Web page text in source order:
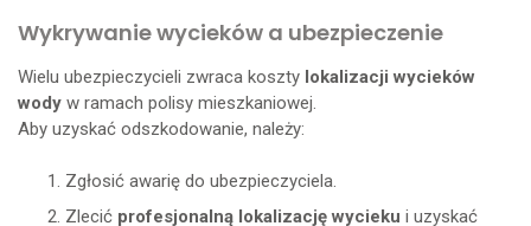
Wykrywanie wycieków a ubezpieczenie
Wielu ubezpieczycieli zwraca koszty lokalizacji wycieków
wody w ramach polisy mieszkaniowej.
Aby uzyskać odszkodowanie, należy:
Zgłosić awarię do ubezpieczyciela.
Zlecić profesjonalną lokalizację wycieku i uzyskać